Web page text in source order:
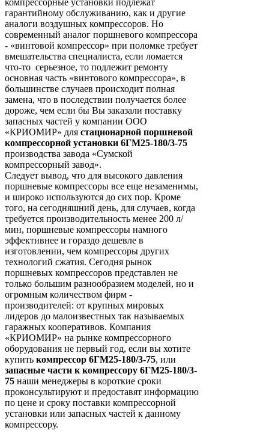
компрессорные установки подлежат
гарантийному обслуживанию, как и другие
аналоги воздушных компрессоров. Но
современный аналог поршневого компрессора
- «винтовой компрессор» при поломке требует
вмешательства специалиста, если ломается
что-то серьезное, то подлежит ремонту
основная часть «винтового компрессора», в
большинстве случаев происходит полная
замена, что в последствии получается более
дороже, чем если бы Вы заказали поставку
запасных частей у компании ООО
«КРИОМИР» для стационарной поршневой
компрессорной установки 6ГМ25-180/3-75
производства завода «Сумской
компрессорный завод».
Следует вывод, что для высокого давления
поршневые компрессоры все еще незаменимы,
и широко используются до сих пор. Кроме
того, на сегодняшний день, для случаев, когда
требуется производительность менее 200 л/
мин, поршневые компрессоры намного
эффективнее и гораздо дешевле в
изготовлении, чем компрессоры других
технологий сжатия. Сегодня рынок
поршневых компрессоров представлен не
только большим разнообразием моделей, но и
огромным количеством фирм -
производителей: от крупных мировых
лидеров до малоизвестных так называемых
гаражных кооперативов. Компания
«КРИОМИР» на рынке компрессорного
оборудования не первый год, если вы хотите
купить компрессор 6ГМ25-180/3-75, или
запасные части к компрессору 6ГМ25-180/3-
75 наши менеджеры в короткие сроки
проконсультируют и предоставят информацию
по цене и сроку поставки компрессорной
установки или запасных частей к данному
компрессору.